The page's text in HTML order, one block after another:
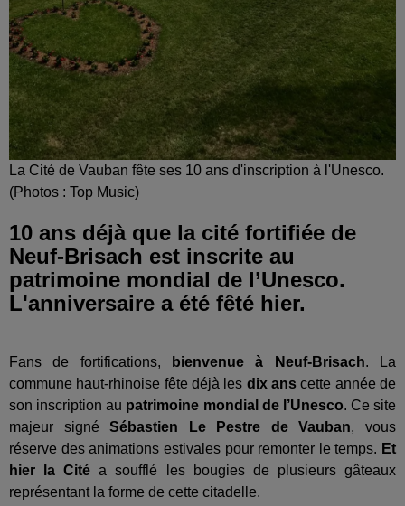
La Cité de Vauban fête ses 10 ans d'inscription à l'Unesco.
(Photos : Top Music)
10 ans déjà que la cité fortifiée de
Neuf-Brisach est inscrite au
patrimoine mondial de l’Unesco.
L'anniversaire a été fêté hier.
Fans de fortifications, bienvenue à Neuf-Brisach. La
commune haut-rhinoise fête déjà les dix anscette année de
son inscription au patrimoine mondial de l’Unesco. Ce site
majeur signéSébastien Le Pestre de Vauban, vous
réserve des animations estivales pour remonter le temps. Et
hier la Citéa soufflé les bougies de plusieurs gâteaux
représentant la forme de cette citadelle.